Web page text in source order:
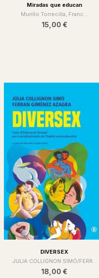
Miradas que educan
Murillo Torrecilla, Franc...
15,00 €
DIVERSEX
JULIA COLLIGNON SIMÓ/FERR...
18,00 €